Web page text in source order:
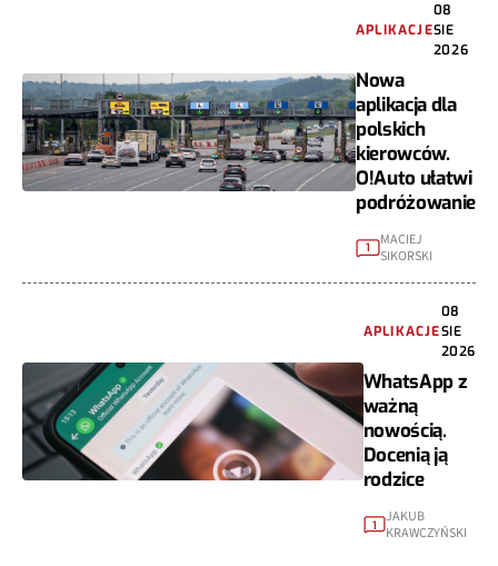
APLIKACJE
08
SIE
2026
Nowa
aplikacja dla
polskich
kierowców.
O!Auto ułatwi
podróżowanie
1
MACIEJ
SIKORSKI
APLIKACJE
08
SIE
2026
WhatsApp z
ważną
nowością.
Docenią ją
rodzice
1
JAKUB
KRAWCZYŃSKI